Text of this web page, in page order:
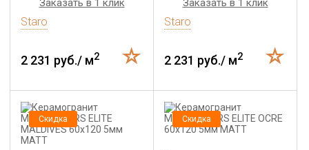
Staro
2 231 руб./ м2
Staro
2 231 руб./ м2
Скидка Скидка